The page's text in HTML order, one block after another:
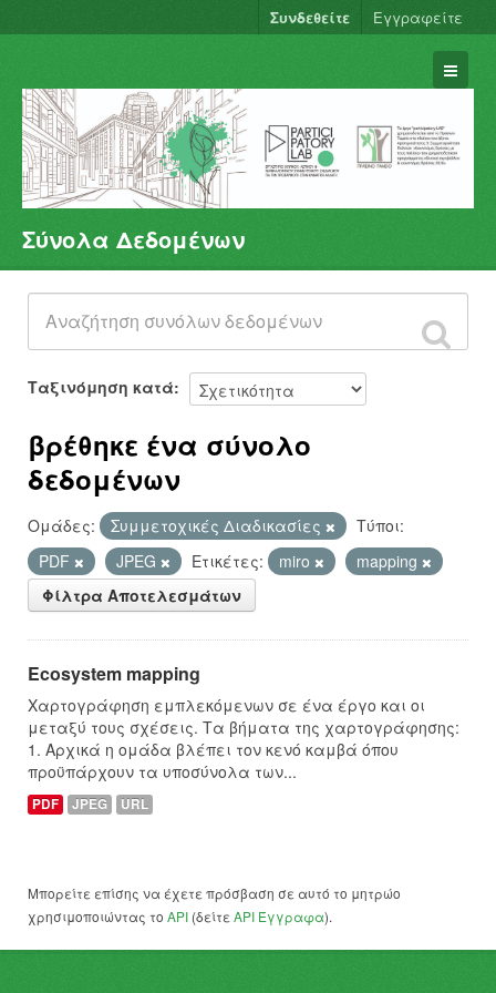
Συνδεθείτε Εγγραφείτε
Σύνολα Δεδομένων
Φορείς
Ομάδες
Σχετικά
Σύνολα Δεδομένων
Ταξινόμηση κατά
βρέθηκε ένα σύνολο
δεδομένων
Ομάδες: Συμμετοχικές Διαδικασίες
Τύποι:
PDF
JPEG Ετικέτες: miro
mapping
Φίλτρα Αποτελεσμάτων
Ecosystem mapping
Χαρτογράφηση εμπλεκόμενων σε ένα έργο και οι
μεταξύ τους σχέσεις. Τα βήματα της χαρτογράφησης:
1. Αρχικά η ομάδα βλέπει τον κενό καμβά όπου
προϋπάρχουν τα υποσύνολα των...
PDF JPEG URL
Μπορείτε επίσης να έχετε πρόσβαση σε αυτό το μητρώο
χρησιμοποιώντας το API (δείτε API Έγγραφα).